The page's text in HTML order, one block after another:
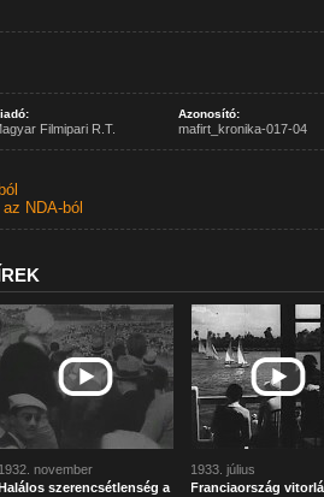
Filmipari R.T.
Azonosító:
mafirt_kronika-017-04
NDA-ból
1932. november
Halálos szerencsétlenség a
1933. július
Franciaország